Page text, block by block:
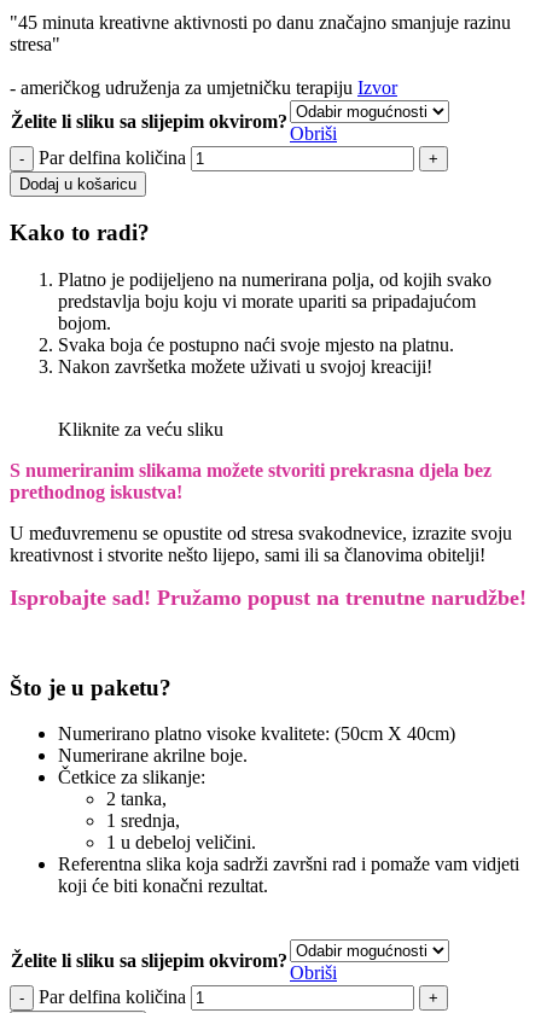
"45 minuta kreativne aktivnosti po danu značajno smanjuje razinu
stresa"
- američkog udruženja za umjetničku terapiju Izvor
Želite li sliku sa slijepim okvirom?
Obriši
Par delfina količina
Dodaj u košaricu
Kako to radi?
Platno je podijeljeno na numerirana polja, od kojih svako
predstavlja boju koju vi morate upariti sa pripadajućom
bojom.
Svaka boja će postupno naći svoje mjesto na platnu.
Nakon završetka možete uživati u svojoj kreaciji!
Kliknite za veću sliku
S numeriranim slikama možete stvoriti prekrasna djela bez
prethodnog iskustva!
U međuvremenu se opustite od stresa svakodnevice, izrazite svoju
kreativnost i stvorite nešto lijepo, sami ili sa članovima obitelji!
Isprobajte sad! Pružamo popust na trenutne narudžbe!
Što je u paketu?
Numerirano platno visoke kvalitete: (50cm X 40cm)
Numerirane akrilne boje.
Četkice za slikanje:
2 tanka,
1 srednja,
1 u debeloj veličini.
Referentna slika koja sadrži završni rad i pomaže vam vidjeti
koji će biti konačni rezultat.
Želite li sliku sa slijepim okvirom?
Obriši
Par delfina količina